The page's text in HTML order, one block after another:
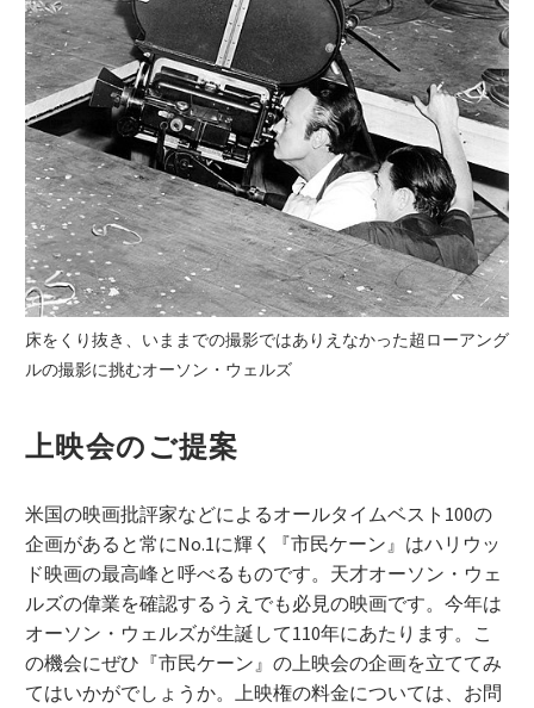
床をくり抜き、いままでの撮影ではありえなかった超ローアング
ルの撮影に挑むオーソン・ウェルズ
上映会のご提案
米国の映画批評家などによるオールタイムベスト100の
企画があると常にNo.1に輝く『市民ケーン』はハリウッ
ド映画の最高峰と呼べるものです。天才オーソン・ウェ
ルズの偉業を確認するうえでも必見の映画です。今年は
オーソン・ウェルズが生誕して110年にあたります。こ
の機会にぜひ『市民ケーン』の上映会の企画を立ててみ
てはいかがでしょうか。上映権の料金については、お問